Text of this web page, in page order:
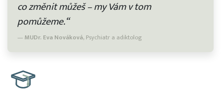
co změnit můžeš – my Vám v tom
pomůžeme.“
MUDr. Eva Nováková,Psychiatr a adiktolog